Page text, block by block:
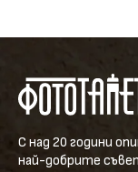
С над 20 години
най-добрите